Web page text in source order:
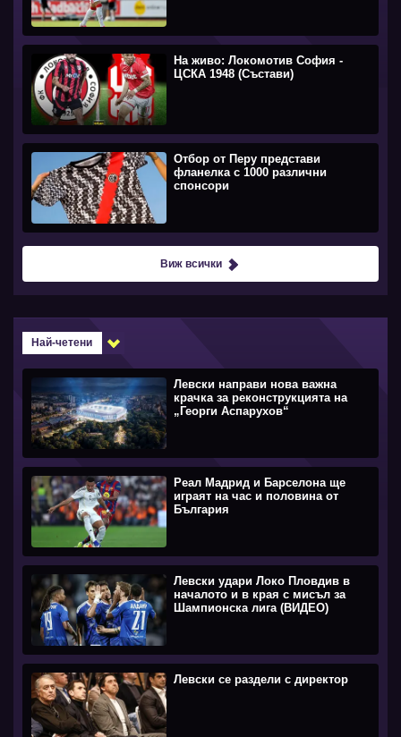
На живо: Локомотив София -
ЦСКА 1948 (Състави)
Отбор от Перу представи
фланелка с 1000 различни
спонсори
Виж всички
Най-четени
Левски направи нова важна
крачка за реконструкцията на
„Георги Аспарухов“
Реал Мадрид и Барселона ще
играят на час и половина от
България
Левски удари Локо Пловдив в
началото и в края с мисъл за
Шампионска лига (ВИДЕО)
Левски се раздели с директор